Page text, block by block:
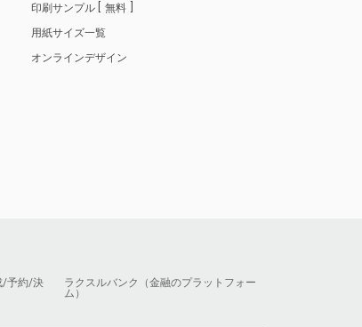
印刷サンプル
無料
用紙サイズ一覧
オンラインデザイン
/予約/決
ラクスルバンク（金融のプラットフォー
ム）